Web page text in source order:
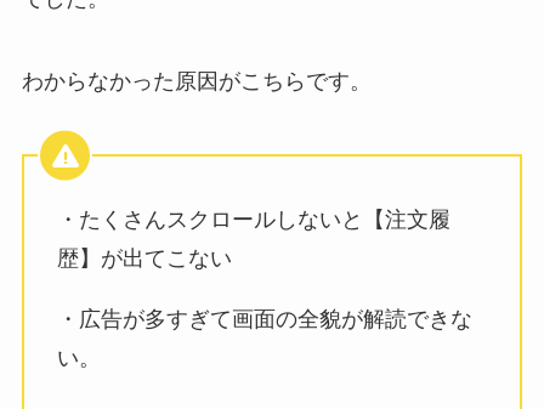
わからなかった原因がこちらです。
・たくさんスクロールしないと【注文履
歴】が出てこない
・広告が多すぎて画面の全貌が解読できな
い。